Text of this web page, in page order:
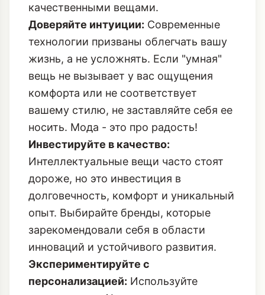
качественными вещами.
Доверяйте интуиции: Современные
технологии призваны облегчать вашу
жизнь, а не усложнять. Если "умная"
вещь не вызывает у вас ощущения
комфорта или не соответствует
вашему стилю, не заставляйте себя ее
носить. Мода - это про радость!
Инвестируйте в качество:
Интеллектуальные вещи часто стоят
дороже, но это инвестиция в
долговечность, комфорт и уникальный
опыт. Выбирайте бренды, которые
зарекомендовали себя в области
инноваций и устойчивого развития.
Экспериментируйте с
персонализацией: Используйте